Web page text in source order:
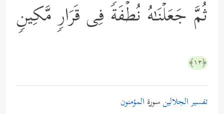
ثُمَّ جَعَلۡنَـٰهُ نُطۡفَةࣰ فِی قَرَارࣲ مَّكِینࣲ
﴿١٣﴾
تفسير الجلالينسورة المؤمنون